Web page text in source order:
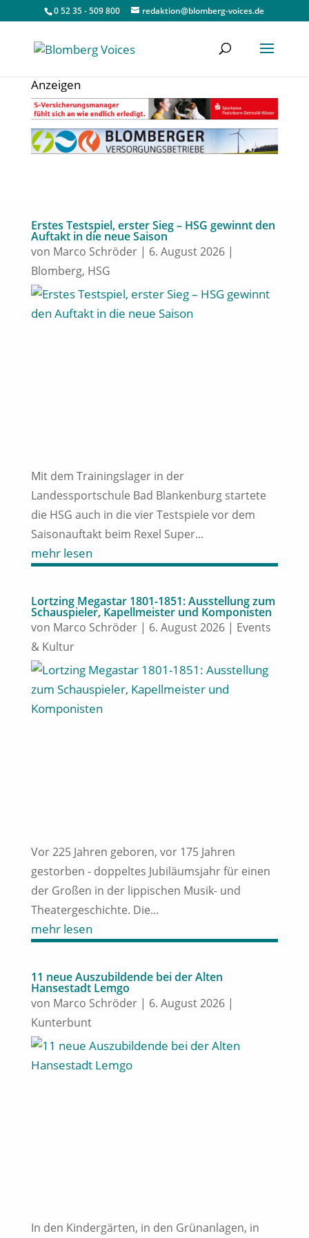
0 52 35 - 509 800 redaktion@blomberg-voices.de
Anzeigen
Erstes Testspiel, erster Sieg – HSG gewinnt den
Auftakt in die neue Saison
von Marco Schröder| 6. August 2026|
Blomberg, HSG
Mit dem Trainingslager in der
Landessportschule Bad Blankenburg startete
die HSG auch in die vier Testspiele vor dem
Saisonauftakt beim Rexel Super...
mehr lesen
Lortzing Megastar 1801-1851: Ausstellung zum
Schauspieler, Kapellmeister und Komponisten
von Marco Schröder| 6. August 2026| Events
& Kultur
Vor 225 Jahren geboren, vor 175 Jahren
gestorben - doppeltes Jubiläumsjahr für einen
der Großen in der lippischen Musik- und
Theatergeschichte. Die...
mehr lesen
11 neue Auszubildende bei der Alten
Hansestadt Lemgo
von Marco Schröder| 6. August 2026|
Kunterbunt
In den Kindergärten, in den Grünanlagen, in